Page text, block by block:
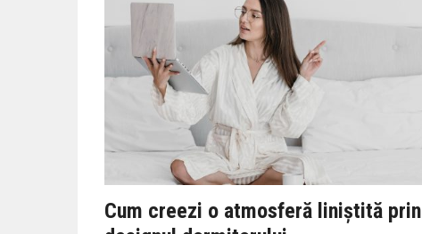
Cum creezi o atmosferă liniștită prin